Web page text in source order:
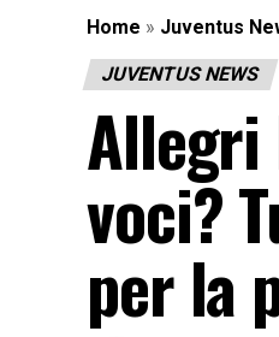
Home » Juventus
JUVENTUS NEWS
Allegri
voci?
per la